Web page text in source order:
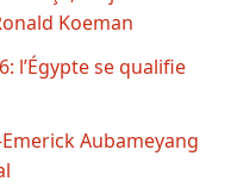
Koeman
l’Égypte se qualifie
Aubameyang